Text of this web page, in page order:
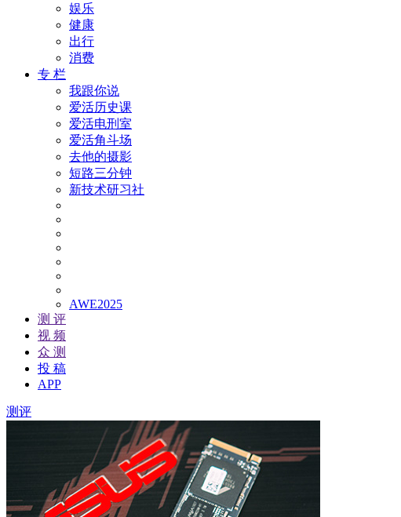
娱乐
健康
出行
消费
专 栏
我跟你说
爱活历史课
爱活电刑室
爱活角斗场
去他的摄影
短路三分钟
新技术研习社
AWE2025
测 评
视 频
众 测
投 稿
APP
测评